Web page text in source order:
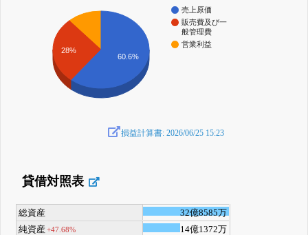
売上原価
販売費及び一
般管理費
営業利益
28%
60.6%
損益計算書: 2026/06/25 15:23
貸借対照表
総資産
32億8585万
純資産+47.68%
14億1372万